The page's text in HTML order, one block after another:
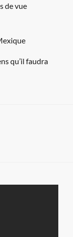
de vue
qu’il faudra